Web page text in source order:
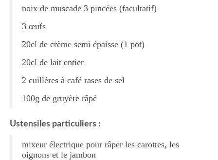
Brownies Cookies Muffins
Cakes Cheesecakes Pancakes
Caramel Compotes Confitures
Gâteaux Tartes
Panna cotta Tiramisu
noix de muscade 3 pincées (facultatif)
3 œufs
20cl de crème semi épaisse (1 pot)
20cl de lait entier
2 cuillères à café rases de sel
100g de gruyère râpé
Ustensiles particuliers :
mixeur électrique pour râper les carottes, les
oignons et le jambon